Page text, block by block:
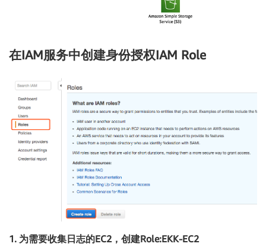
在IAM服务中创建身份授权IAM Role
1. 为需要收集日志的EC2，创建Role:EKK-EC2